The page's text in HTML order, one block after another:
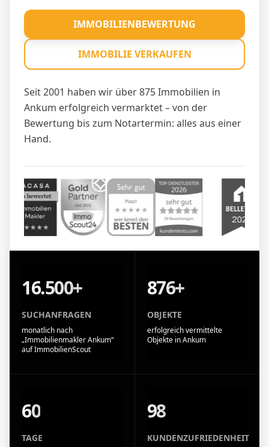
Seit 2001 haben wir über 875 Immobilien in
Ankum erfolgreich vermarktet – von der
Bewertung bis zum Notartermin: alles aus einer
Hand.
IMMOBILIENBEWERTUNG
IMMOBILIE VERKAUFEN
16.500+
SUCHANFRAGEN
monatlich nach
„Immobilienmakler Ankum“
auf ImmobilienScout
876+
OBJEKTE
erfolgreich vermittelte
Objekte in Ankum
60
TAGE
98
KUNDENZUFRIEDENHEIT